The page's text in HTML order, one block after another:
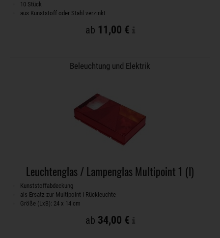
10 Stück
aus Kunststoff oder Stahl verzinkt
ab 11,00 €
Beleuchtung und Elektrik
Leuchtenglas / Lampenglas Multipoint 1 (I)
Kunststoffabdeckung
als Ersatz zur Multipoint I Rückleuchte
Größe (LxB): 24 x 14 cm
ab 34,00 €